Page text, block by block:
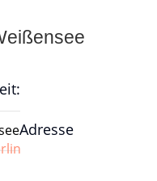
Adresse